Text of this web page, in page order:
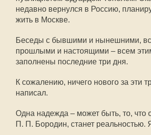
недавно вернулся в Россию,
жить в Москве.
Беседы с бывшими и нынешними,
прошлыми и настоящими – всем
заполнены последние три дня.
К сожалению, ничего нового за эти
написал.
Одна надежда – может быть, то, что
П. П. Бородин, станет реальностью.